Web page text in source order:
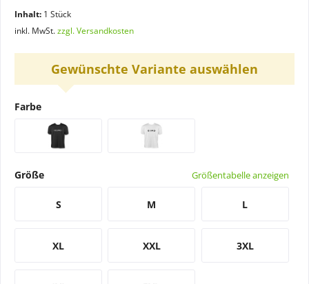
Inhalt: 1 Stück
inkl. MwSt.zzgl. Versandkosten
Gewünschte Variante auswählen
Farbe
Größe Größentabelle anzeigen
S M L
XL XXL 3XL